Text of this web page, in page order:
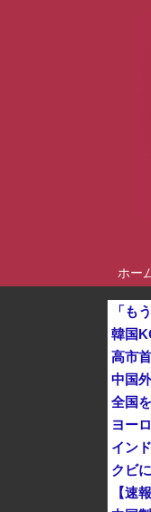
ホー
全国
ヨー
クビ